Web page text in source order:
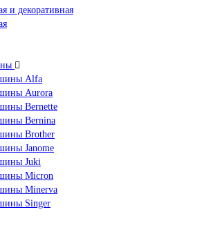
и декоративная
Alfa
Aurora
Bernette
Bernina
Brother
Janome
Juki
Micron
Minerva
Singer